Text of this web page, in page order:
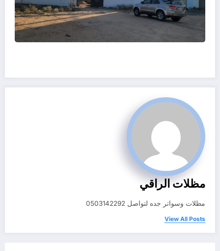
مظلات الراقي
مظلات وسواتر جده لتواصل 0503142292
View All Posts